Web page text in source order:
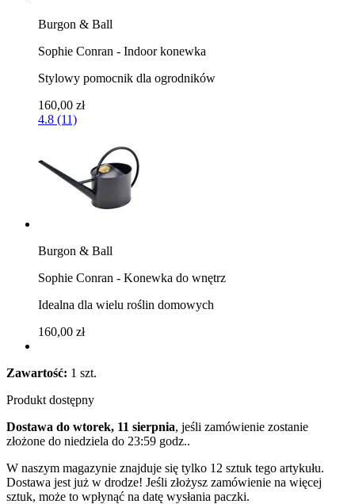
Burgon & Ball
Sophie Conran - Indoor konewka
Stylowy pomocnik dla ogrodników
160,00 zł
4.8 (11)
Burgon & Ball
Sophie Conran - Konewka do wnętrz
Idealna dla wielu roślin domowych
160,00 zł
Zawartość: 1 szt.
Produkt dostępny
Dostawa do wtorek, 11 sierpnia, jeśli zamówienie zostanie
złożone do niedziela do 23:59 godz..
W naszym magazynie znajduje się tylko 12 sztuk tego artykułu.
Dostawa jest już w drodze! Jeśli złożysz zamówienie na więcej
sztuk, może to wpłynąć na datę wysłania paczki.